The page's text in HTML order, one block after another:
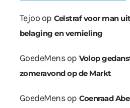
Tejoo op Celstraf voor man
belaging en vernieling
GoedeMensop Volop
zomeravond op de Markt
GoedeMensop Coenraad